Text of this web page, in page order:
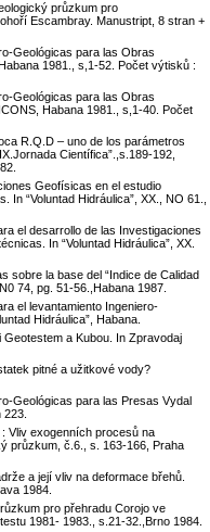
průzkum pro
Escambray. Manustript, 8 stran +
Geológicas para las Obras
1981., s,1-52. Počet výtisků :
Geológicas para las Obras
Habana 1981., s,1-40. Počet
R.Q.D – uno de los parámetros
Científica”.,s.189-192,
Geofísicas en el estudio
“Voluntad Hidráulica”, XX., NO 61.,
el desarrollo de las Investigaciones
In “Voluntad Hidráulica”, XX.
sobre la base del “Indice de Calidad
74, pg. 51-56.,Habana 1987.
el levantamiento Ingeniero-
Hidráulica”, Habana.
a Kubou. In Zpravodaj
pitné a užitkové vody?
Geológicas para las Presas Vydal
Vliv exogenních procesů na
průzkum, č.6., s. 163-166, Praha
a její vliv na deformace břehů.
1984.
pro přehradu Corojo ve
1981- 1983., s.21-32.,Brno 1984.